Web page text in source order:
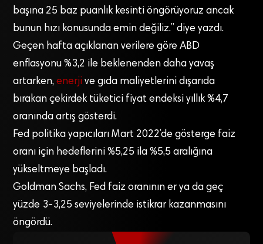
başına 25 baz puanlık kesinti öngörüyoruz ancak
bunun hızı konusunda emin değiliz.” diye yazdı.
Geçen hafta açıklanan verilere göre ABD
enflasyonu %3,2 ile beklenenden daha yavaş
artarken,enerji ve gıda maliyetlerini dışarıda
bırakan çekirdek tüketici fiyat endeksi yıllık %4,7
oranında artış gösterdi.
Fed politika yapıcıları Mart 2022’de gösterge faiz
oranı için hedeflerini %5,25 ila %5,5 aralığına
yükseltmeye başladı.
Goldman Sachs, Fed faiz oranının er ya da geç
yüzde 3-3,25 seviyelerinde istikrar kazanmasını
öngördü.